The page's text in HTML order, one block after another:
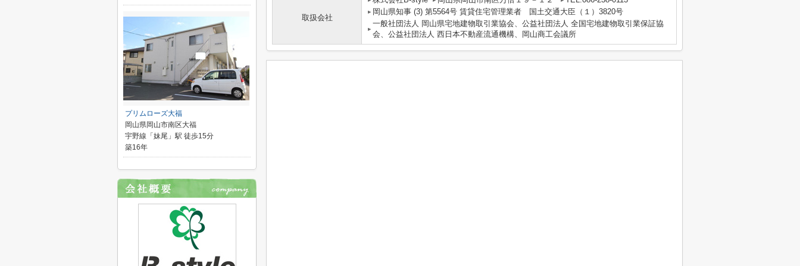
取扱会社
岡山県知事 (3) 第5564号 賃貸住宅管理業者 国土交通大臣（１）3820号
一般社団法人 岡山県宅地建物取引業協会、公益社団法人 全国宅地建物取引業保証協
会、公益社団法人 西日本不動産流通機構、岡山商工会議所
プリムローズ大福
岡山県岡山市南区大福
宇野線「妹尾」駅 徒歩15分
築16年